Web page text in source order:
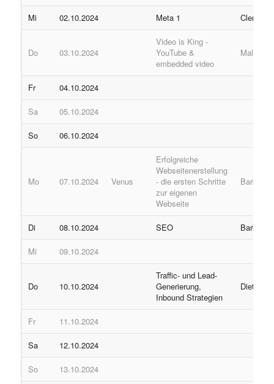
Mi 02.10.2024 Meta 1 Clemens
Do 03.10.2024
Video is King -
YouTube &
embedded video
Malik
Fr 04.10.2024
Sa 05.10.2024
So 06.10.2024
Mo 07.10.2024 Venus
Erfolgreiche
Webseitenerstellung
- die ersten Schritte
zur eigenen
Webseite
Barbara
Di 08.10.2024 SEO Barbara
Mi 09.10.2024
Do 10.10.2024
Traffic- und Lead-
Generierung,
Inbound Strategien
Dieter
Fr 11.10.2024
Sa 12.10.2024
So 13.10.2024